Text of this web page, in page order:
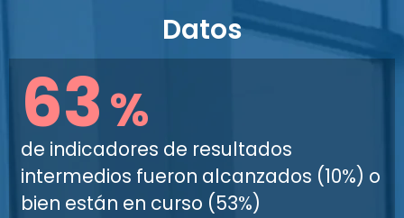
Datos
63%
de indicadores de resultados
intermedios fueron alcanzados (10%) o
bien están en curso (53%)